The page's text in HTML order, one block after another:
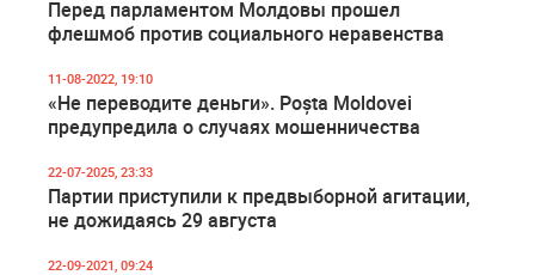
Перед парламентом Молдовы прошел
флешмоб против социального неравенства
11-08-2022, 19:10
«Не переводите деньги». Poșta Moldovei
предупредила о случаях мошенничества
22-07-2025, 23:33
Партии приступили к предвыборной агитации,
не дожидаясь 29 августа
22-09-2021, 09:24